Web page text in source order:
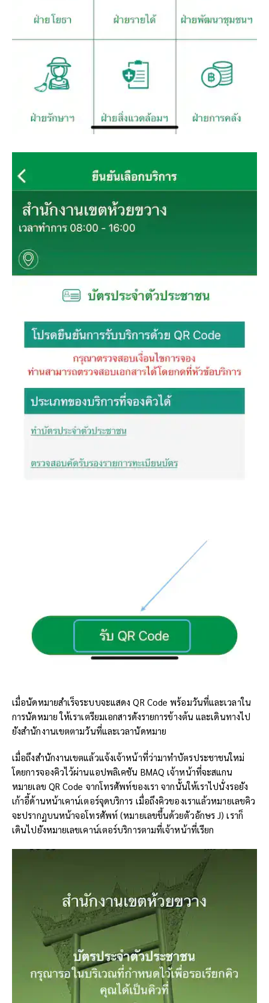
เมื่อนัดหมายสำเร็จระบบจะแสดง QR Code พร้อมวันที่และเวลาใน
การนัดหมาย ให้เราเตรียมเอกสารดังรายการข้างต้น และเดินทางไป
ยังสำนักงานเขตตามวันที่และเวลานัดหมาย
เมื่อถึงสำนักงานเขตแล้วแจ้งเจ้าหน้าที่ว่ามาทำบัตรประชาชนใหม่
โดยการจองคิวไว้ผ่านแอปพลิเคชัน BMAQ เจ้าหน้าที่จะสแกน
หมายเลข QR Code จากโทรศัพท์ของเรา จากนั้นให้เราไปนั่งรอยัง
เก้าอี้ด้านหน้าเคาน์เตอร์จุดบริการ เมื่อถึงคิวของเราแล้วหมายเลขคิว
จะปรากฏบนหน้าจอโทรศัพท์ (หมายเลขขึ้นด้วยตัวอักษร J) เราก็
เดินไปยังหมายเลขเคาน์เตอร์บริการตามที่เจ้าหน้าที่เรียก